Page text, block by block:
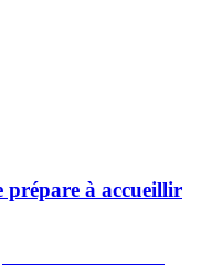
prépare à accueillir